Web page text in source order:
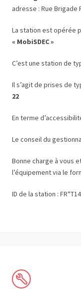
adresse : Rue Brigade
La station est opérée
« MobiSDEC »
C’est une station de
Il s’agit de prises de
22
En terme
Le conseil du
Bonne charge à vous
l’équipement via le
ID de la station :